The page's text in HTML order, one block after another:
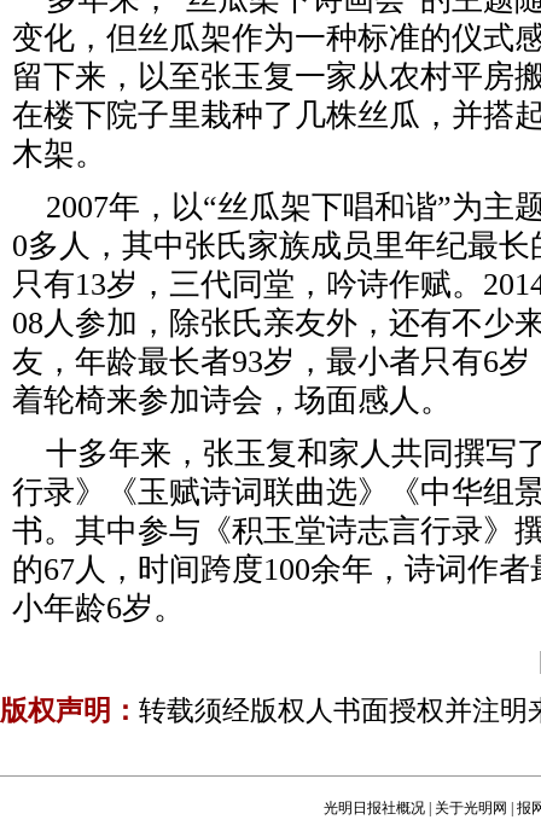
变化，但丝瓜架作为一种标准的仪式
留下来，以至张玉复一家从农村平房
在楼下院子里栽种了几株丝瓜，并搭
木架。
2007年，以“丝瓜架下唱和谐”为主
0多人，其中张氏家族成员里年纪最长
只有13岁，三代同堂，吟诗作赋。
08人参加，除张氏亲友外，还有不少
友，年龄最长者93岁，最小者只有6
着轮椅来参加诗会，场面感人。
十多年来，张玉复和家人共同撰写
行录》《玉赋诗词联曲选》《中华组
书。其中参与《积玉堂诗志言行录》
的67人，时间跨度100余年，诗词作
小年龄6岁。
版权声明： 转载须经版权人书面授权并注明
光明日报社概况 关于光明网 报